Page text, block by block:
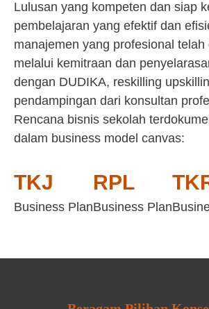
Lulusan yang kompeten dan siap
pembelajaran yang efektif dan
manajemen yang profesional telah
melalui kemitraan dan
dengan DUDIKA, reskilling
pendampingan dari konsultan
Rencana bisnis sekolah
dalam business model canvas:
TKJ
Business Plan
RPL
Business Plan